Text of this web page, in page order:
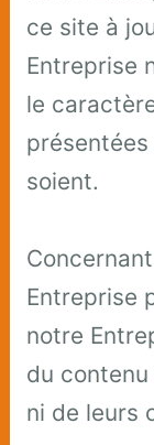
ce site à
Entreprise
le
soient.
Entreprise
notre
du
ni de leurs